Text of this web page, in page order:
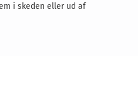
i skeden eller ud af